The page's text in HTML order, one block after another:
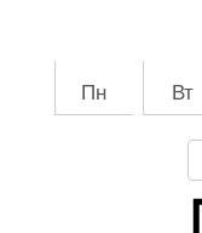
Пн Вт